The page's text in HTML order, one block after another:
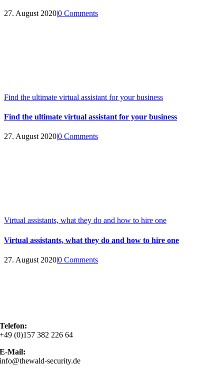
27. August 2020|0 Comments
Find the ultimate virtual assistant for your business
Find the ultimate virtual assistant for your business
27. August 2020|0 Comments
Virtual assistants, what they do and how to hire one
Virtual assistants, what they do and how to hire one
27. August 2020|0 Comments
Telefon:
+49 (0)157 382 226 64
E-Mail:
info@thewald-security.de